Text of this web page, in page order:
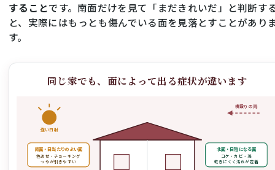
することです。南面だけを見て「まだきれいだ」と判断す
と、実際にはもっとも傷んでいる面を見落とすことがあり
す。
同じ家でも、面によって出る症状が違います
強い日射
横殴りの雨
南面・日当たりのよい面
色あせ・チョーキング
つやが引きやすい
北面・日陰になる面
コケ・カビ・藻
乾きにくく汚れが定着